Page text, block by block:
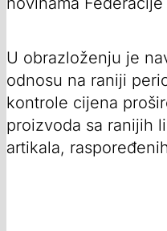
U obrazloženju je
odnosu na raniji
kontrole cijena
proizvoda sa ranijih
artikala,